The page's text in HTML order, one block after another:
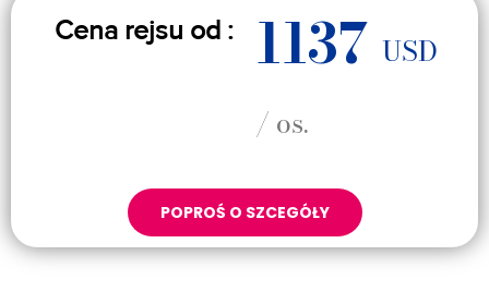
Cena rejsu od : 1137 USD
/ os.
POPROŚ O SZCEGÓŁY